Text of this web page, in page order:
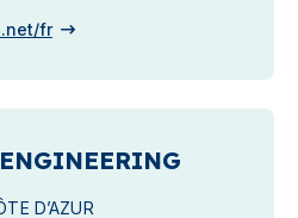
fr
D’AZUR